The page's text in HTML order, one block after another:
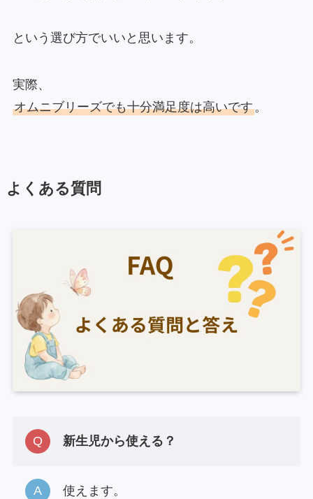
という選び方でいいと思います。
実際、
オムニブリーズでも十分満足度は高いです。
よくある質問
新生児から使える？
使えます。